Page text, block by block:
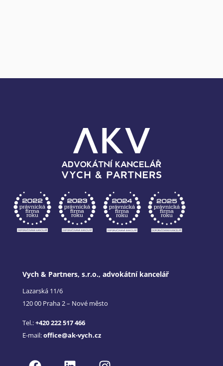
Vych & Partners, s.r.o., advokátní kancelář
Lazarská 11/6
120 00 Praha 2 – Nové město
Tel.:+420 222 517 466
E-mail:office@ak-vych.cz